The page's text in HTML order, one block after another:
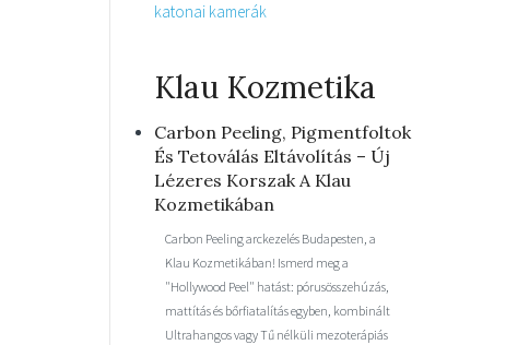
katonai kamerák
Klau Kozmetika
Carbon Peeling, Pigmentfoltok
És Tetoválás Eltávolítás – Új
Lézeres Korszak A Klau
Kozmetikában
Carbon Peeling arckezelés Budapesten, a
Klau Kozmetikában! Ismerd meg a
"Hollywood Peel" hatást: pórusösszehúzás,
mattítás és bőrfiatalítás egyben, kombinált
Ultrahangos vagy Tű nélküli mezoterápiás